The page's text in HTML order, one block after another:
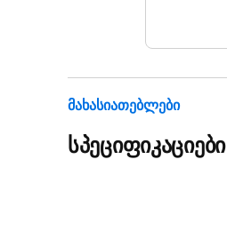
Მახასიათებლები
სპეციფიკაციები